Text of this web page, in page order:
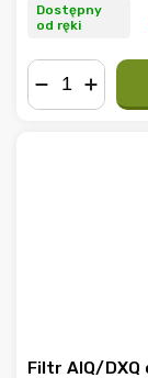
Dostępny
od ręki
Filtr AIQ/DXQ